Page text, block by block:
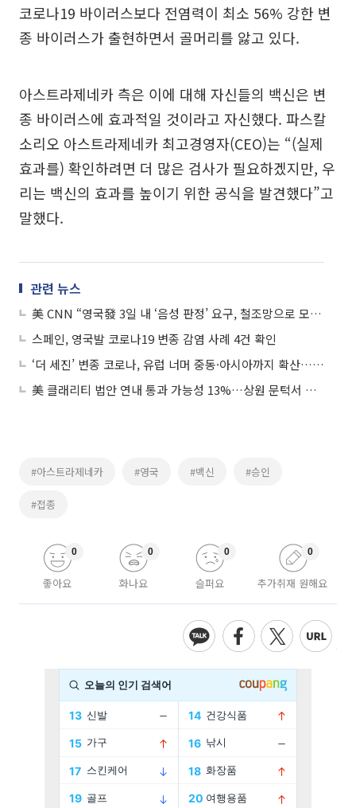
코로나19 바이러스보다 전염력이 최소 56% 강한 변
종 바이러스가 출현하면서 골머리를 앓고 있다.
아스트라제네카 측은 이에 대해 자신들의 백신은 변
종 바이러스에 효과적일 것이라고 자신했다. 파스칼
소리오 아스트라제네카 최고경영자(CEO)는 “(실제
효과를) 확인하려면 더 많은 검사가 필요하겠지만, 우
리는 백신의 효과를 높이기 위한 공식을 발견했다”고
말했다.
관련 뉴스
美 CNN “영국發 3일 내 ‘음성 판정’ 요구, 철조망으로 모기 막는 격”
스페인, 영국발 코로나19 변종 감염 사례 4건 확인
‘더 세진’ 변종 코로나, 유럽 너머 중동·아시아까지 확산…지구촌 또 패닉으로
美 클래리티 법안 연내 통과 가능성 13%…상원 문턱서 제동
#아스트라제네카 #영국 #백신 #승인
#접종
좋아요
0
화나요
0
슬퍼요
0
추가취재 원해요
0